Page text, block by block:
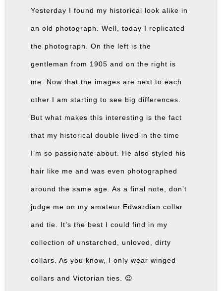
Yesterday I found my historical look alike in
an old photograph. Well, today I replicated
the photograph. On the left is the
gentleman from 1905 and on the right is
me. Now that the images are next to each
other I am starting to see big differences.
But what makes this interesting is the fact
that my historical double lived in the time
I’m so passionate about. He also styled his
hair like me and was even photographed
around the same age. As a final note, don’t
judge me on my amateur Edwardian collar
and tie. It’s the best I could find in my
collection of unstarched, unloved, dirty
collars. As you know, I only wear winged
collars and Victorian ties. 😉